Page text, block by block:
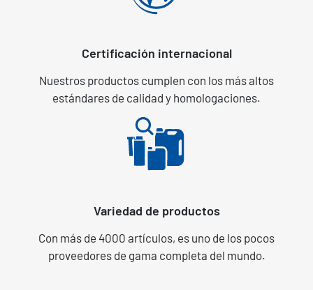
Certificación internacional
Nuestros productos cumplen con los más altos
estándares de calidad y homologaciones.
Variedad de productos
Con más de 4000 artículos, es uno de los pocos
proveedores de gama completa del mundo.